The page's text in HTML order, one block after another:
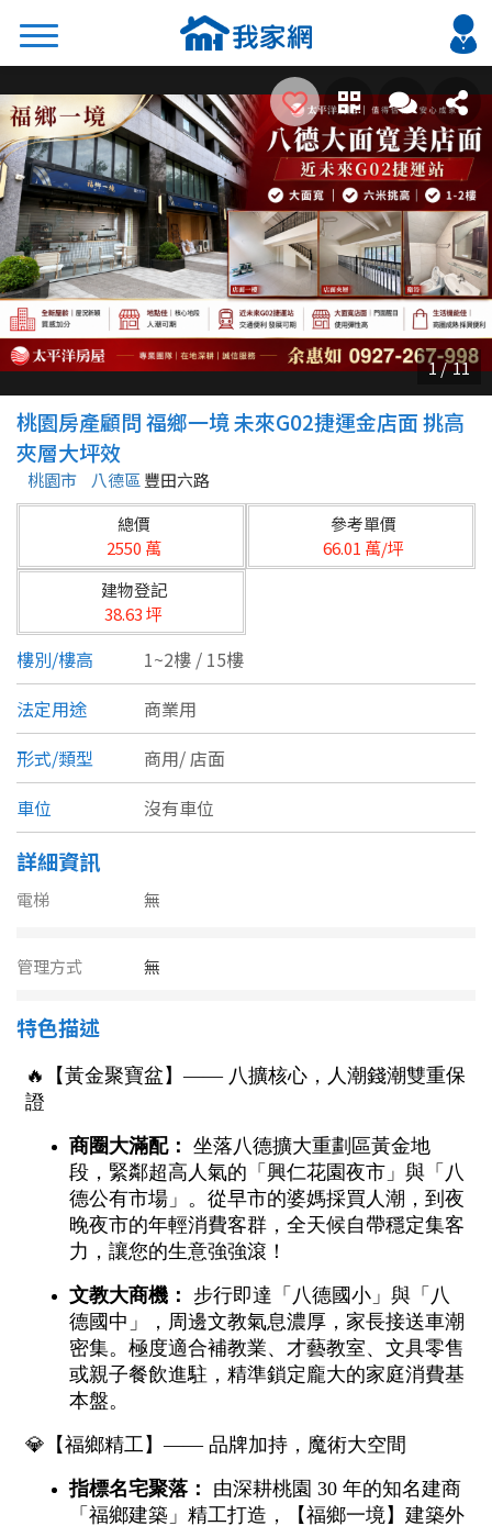
搜尋
熱門關鍵字
2026 台北降價好屋限量釋出
2026 新北降價好屋限量釋出
2026 台中降價好屋限量釋出
2026 台南降價好屋限量釋出
2026 高雄降價好屋限量釋出
縣市
不限
台北市
基隆市
新北市
宜蘭縣
桃園市
新竹市
新竹縣
苗栗縣
台中市
嘉義市
嘉義縣
台南市
高雄市
澎湖縣
屏東縣
台東縣
花蓮縣
金門連江
區域
類型(可複選)
不拘 公寓 電梯大樓 套房
別墅 透天厝 樓中樓 華廈
農舍 辦公 店面 工廠
坪數
不拘
20~30 坪 30~40 坪
60~70 坪 70~80 坪
80坪以上
~ 坪
1樓 2樓
桃園房產顧問 福鄉一境 未來G02捷運金店面 挑高
夾層大坪效
桃園市 八德區 豐田六路
總價
2550 萬
參考單價
66.01 萬/坪
建物登記
38.63 坪
樓別/樓高
1~2樓 / 15樓
法定用途
商業用
形式/類型
商用/店面
車位
沒有車位
詳細資訊
電梯 無
管理方式 無
特色描述